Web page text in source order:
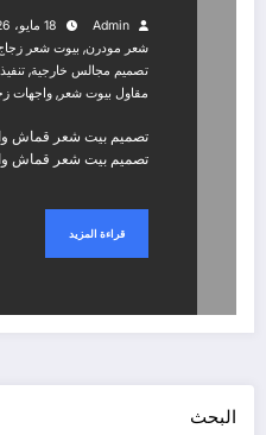
Admin 18 مايو، 2026
شعر مودرن, بيوت شعر
تصميم مجالس خارجية,
مقاول بيوت شعر , واجهات
تصميم بيت شعر قماش
تصميم بيت شعر قماش
قراءة المزيد
البحث